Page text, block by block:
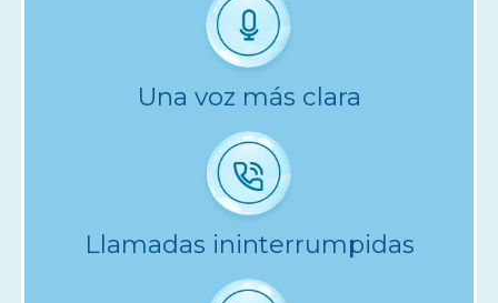
Una voz más clara
Llamadas ininterrumpidas